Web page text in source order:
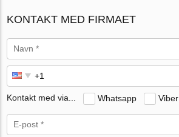
KONTAKT MED FIRMAET
Kontakt med via... Whatsapp Viber